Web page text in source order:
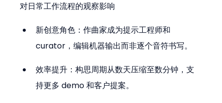
对日常工作流程的观察影响
新创意角色：作曲家成为提示工程师和
curator，编辑机器输出而非逐个音符书写。
效率提升：构思周期从数天压缩至数分钟，支
持更多 demo 和客户提案。